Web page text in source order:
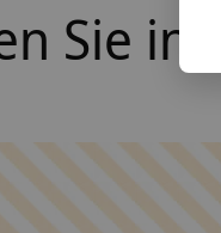
Sie in